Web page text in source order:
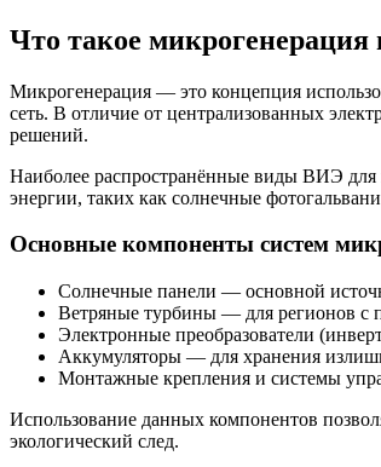
Что такое
Микрогенерация — это концепция
сеть. В отличие от централизованных
решений.
Наиболее распространённые виды ВИЭ для
энергии, таких как солнечные
Основные компоненты систем
Солнечные панели — основной
Ветряные турбины — для регионов с
Электронные преобразователи
Аккумуляторы — для хранения
Монтажные крепления и системы
Использование данных компонентов
экологический след.